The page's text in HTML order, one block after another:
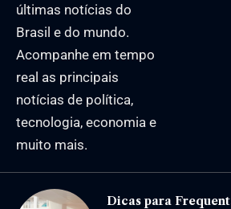
últimas notícias do
Brasil e do mundo.
Acompanhe em tempo
real as principais
notícias de política,
tecnologia, economia e
muito mais.
Dicas para